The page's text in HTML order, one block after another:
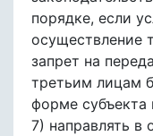
порядке, если
осуществление
запрет на
третьим лицам
форме субъекта
7) направлять в